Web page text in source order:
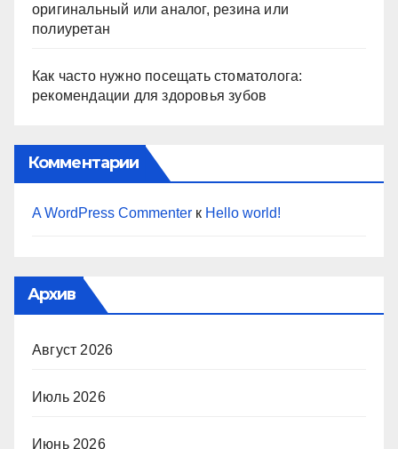
оригинальный или аналог, резина или
полиуретан
Как часто нужно посещать стоматолога:
рекомендации для здоровья зубов
Комментарии
A WordPress Commenter к Hello world!
Архив
Август 2026
Июль 2026
Июнь 2026